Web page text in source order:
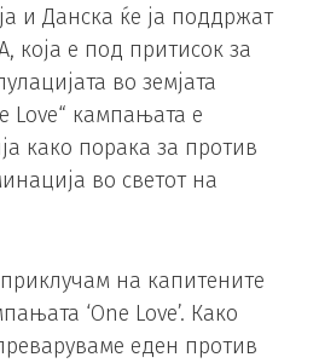
и Данска ќе ја поддржат
е под притисок за
во земјата
Love“ кампањата е
како порака за против
во светот на
на капитените
‘One Love’. Како
еден против